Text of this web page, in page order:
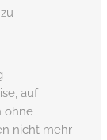
auf
ohne
nicht mehr